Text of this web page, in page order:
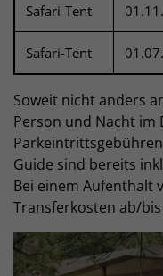
Safari-Tent
Safari-Tent
Soweit nicht anders
Person und Nacht im
Guide sind bereits
Bei einem Aufenthalt
Transferkosten ab/